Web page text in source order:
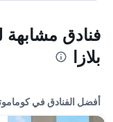
فنادق
بلازا
أفضل الفنادق في